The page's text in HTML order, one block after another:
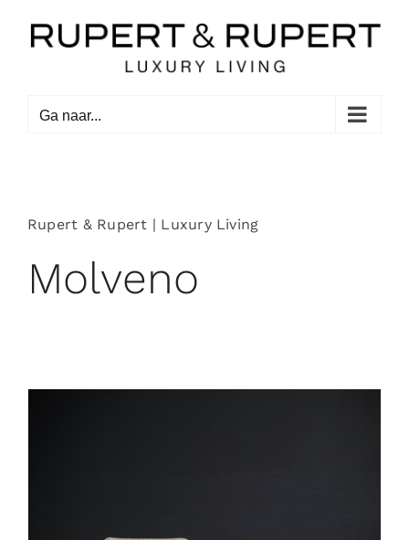
Ga naar...
Rupert & Rupert | Luxury Living
Molveno